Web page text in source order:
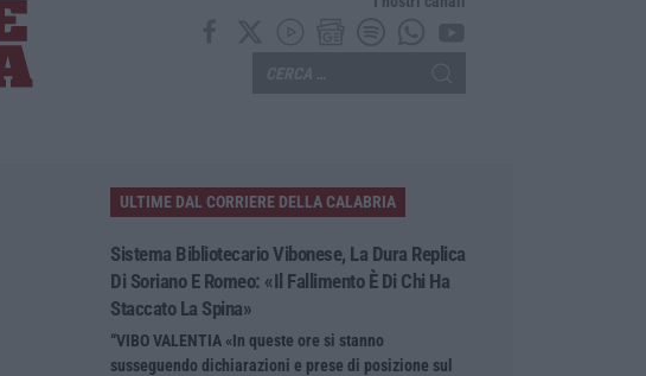
ULTIME DAL CORRIERE DELLA CALABRIA
Sistema Bibliotecario Vibonese, La Dura Replica
Di Soriano E Romeo: «Il Fallimento È Di Chi Ha
Staccato La Spina»
“VIBO VALENTIA «In queste ore si stanno
susseguendo dichiarazioni e prese di posizione sul